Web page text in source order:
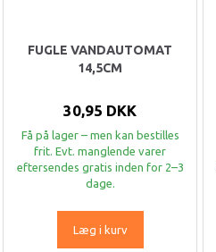
FUGLE VANDAUTOMAT
14,5CM
30,95 DKK
Få på lager – men kan bestilles
frit. Evt. manglende varer
eftersendes gratis inden for 2–3
dage.
Læg i kurv